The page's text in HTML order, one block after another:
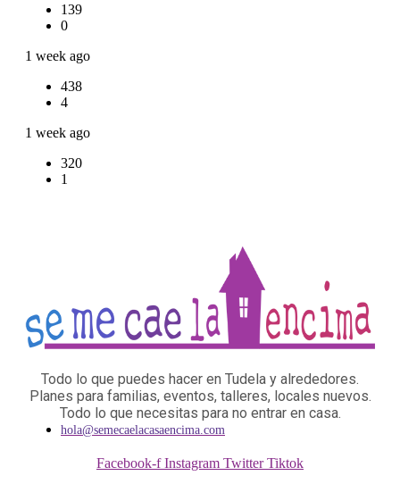
139
0
1 week ago
438
4
1 week ago
320
1
Todo lo que puedes hacer en Tudela y alrededores.
Planes para familias, eventos, talleres, locales nuevos.
Todo lo que necesitas para no entrar en casa.
hola@semecaelacasaencima.com
Facebook-f Instagram Twitter Tiktok